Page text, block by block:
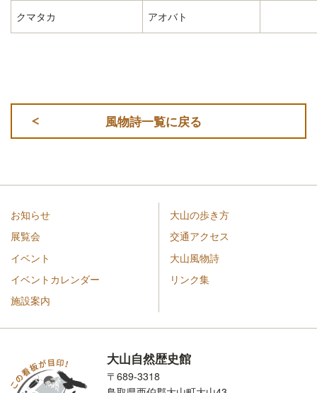
クマタカ アオバト
風物詩一覧に戻る
お知らせ
展覧会
イベント
イベントカレンダー
施設案内
大山の歩き方
交通アクセス
大山風物詩
リンク集
大山自然歴史館
〒689-3318